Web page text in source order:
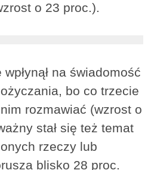
o 23 proc.).
na świadomość
bo co trzecie
rozmawiać (wzrost o
stał się też temat
rzeczy lub
blisko 28 proc.